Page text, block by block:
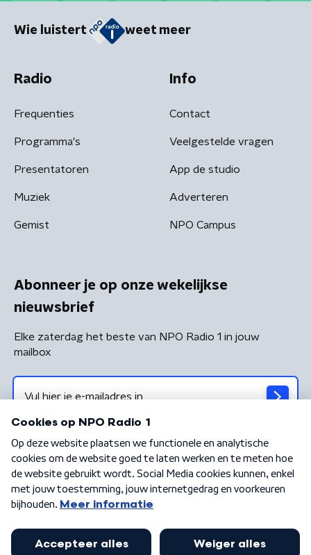
Wie luistert weet meer
Radio
Frequenties
Programma's
Presentatoren
Muziek
Gemist
Info
Contact
Veelgestelde vragen
App de studio
Adverteren
NPO Campus
Abonneer je op onze wekelijkse
nieuwsbrief
Elke zaterdag het beste van NPO Radio 1 in jouw
mailbox
Algemene voorwaarden